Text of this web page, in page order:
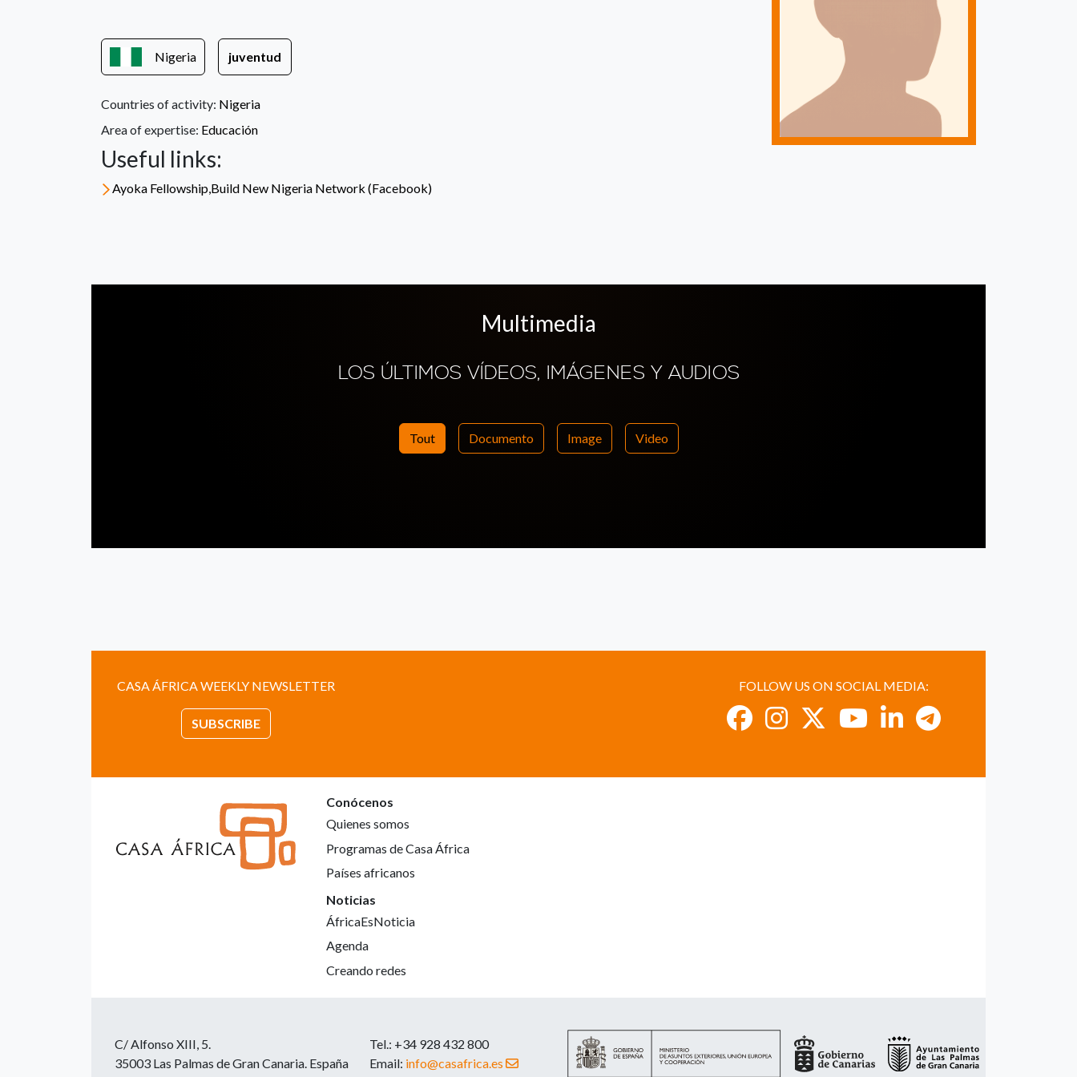
Nigeria juventud
Countries of activity: Nigeria
Area of expertise: Educación
Useful links:
Ayoka Fellowship,Build New Nigeria Network (Facebook)
Multimedia
LOS ÚLTIMOS VÍDEOS, IMÁGENES Y AUDIOS
Tout Documento Image Video
CASA ÁFRICA WEEKLY NEWSLETTER
SUBSCRIBE
FOLLOW US ON SOCIAL MEDIA:
Conócenos
Quienes somos
Programas de Casa África
Países africanos
Noticias
ÁfricaEsNoticia
Agenda
Creando redes
C/ Alfonso XIII, 5.
35003 Las Palmas de Gran Canaria. España
Tel.: +34 928 432 800
Email: info@casafrica.es